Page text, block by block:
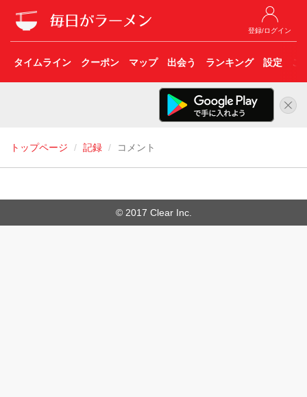
登録/ログイン
タイムライン クーポン マップ 出会う ランキング 設定 こ
トップページ 記録 コメント
© 2017 Clear Inc.